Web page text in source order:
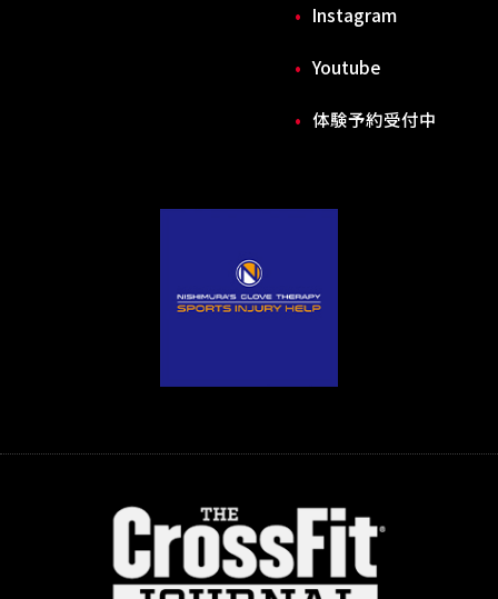
Instagram
Youtube
体験予約受付中